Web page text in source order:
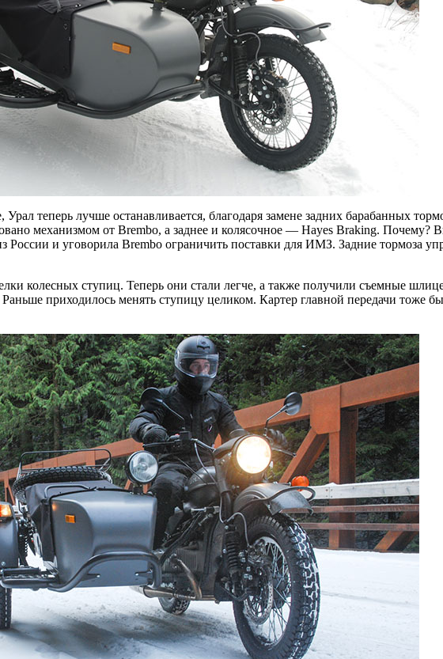
теперь лучше останавливается, благодаря замене задних барабанных
механизмом от Brembo, а заднее и колясочное — Hayes Braking. Почему?
России и уговорила Brembo ограничить поставки для ИМЗ. Задние тормоза
колесных ступиц. Теперь они стали легче, а также получили съемные
приходилось менять ступицу целиком. Картер главной передачи тоже